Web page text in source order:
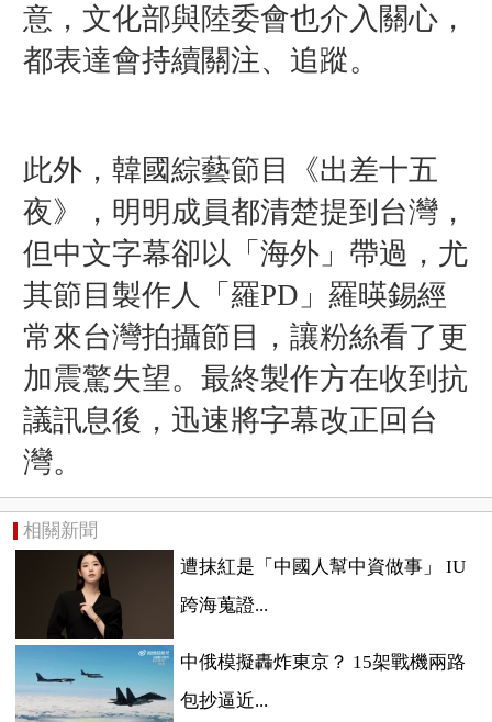
意，文化部與陸委會也介入關心，
都表達會持續關注、追蹤。
此外，韓國綜藝節目《出差十五
夜》，明明成員都清楚提到台灣，
但中文字幕卻以「海外」帶過，尤
其節目製作人「羅PD」羅暎錫經
常來台灣拍攝節目，讓粉絲看了更
加震驚失望。最終製作方在收到抗
議訊息後，迅速將字幕改正回台
灣。
相關新聞
遭抹紅是「中國人幫中資做事」 IU
跨海蒐證...
中俄模擬轟炸東京？ 15架戰機兩路
包抄逼近...